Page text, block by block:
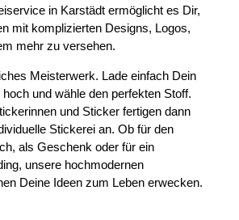
in Karstädt ermöglicht es Dir,
mit komplizierten Designs, Logos,
mehr zu versehen.
Meisterwerk. Lade einfach Dein
und wähle den perfekten Stoff.
und Sticker fertigen dann
Stickerei an. Ob für den
als Geschenk oder für ein
unsere hochmodernen
Deine Ideen zum Leben erwecken.